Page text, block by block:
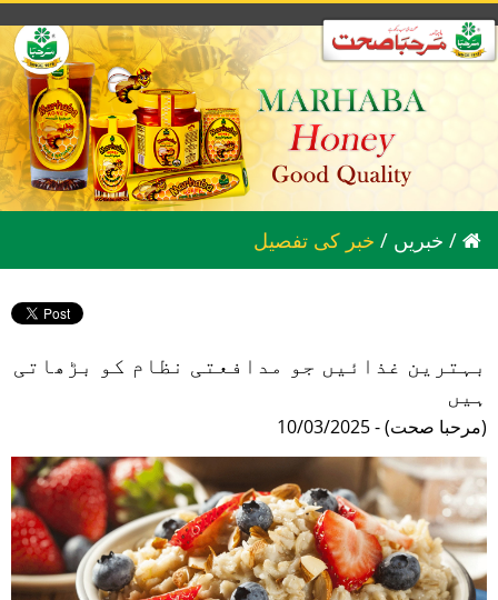
/
/ خبریں خبر کی تفصیل
بہترین غذائیں جو مدافعتی نظام کو بڑھاتی
ہیں
10/03/2025 - (مرحبا صحت)